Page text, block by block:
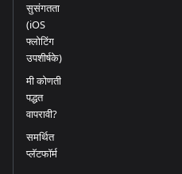
सुसंगतता
(iOS
फ्लोटिंग
उपशीर्षके)
मी कोणती
पद्धत
वापरावी?
समर्थित
प्लॅटफॉर्म